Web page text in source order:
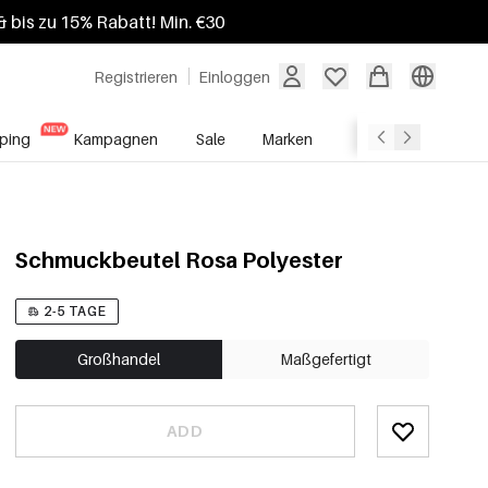
bis zu 15% Rabatt! Min. €30
Registrieren Einloggen
Kampagnen Sale Marken
Schmuckbeutel Rosa Polyester
2-5 TAGE
Großhandel Maßgefertigt
ADD